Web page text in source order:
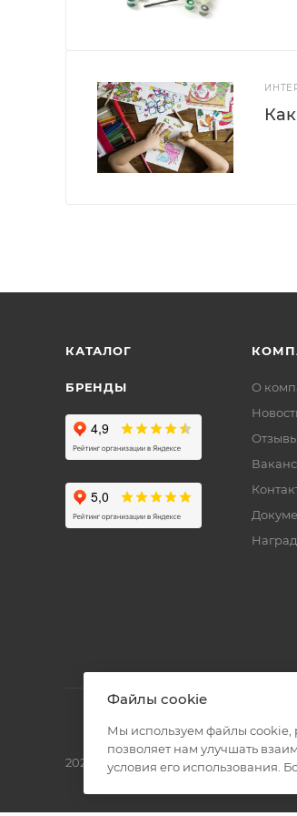
КАТАЛОГ
БРЕНДЫ
О
Отзывы
2026 © Полиграф кит - интернет-
Файлы cookie
Мы используем файлы cookie,
позволяет нам улучшать
условия его использования.